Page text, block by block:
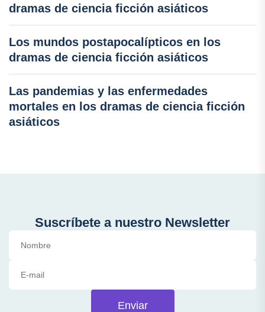
dramas de ciencia ficción asiáticos
Los mundos postapocalípticos en los
dramas de ciencia ficción asiáticos
Las pandemias y las enfermedades
mortales en los dramas de ciencia ficción
asiáticos
Suscríbete a nuestro Newsletter
Enviar